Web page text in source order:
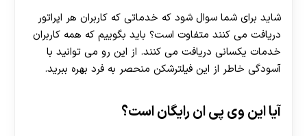
شاید برای شما سوال شود که خدماتی که کاربران هر اپراتور
دریافت می کنند متفاوت است؟ باید بگوییم که همه کاربران
خدمات یکسانی دریافت می کنند. از این رو می توانید با
آسودگی خاطر از این فیلترشکن منحصر به فرد بهره ببرید.
آیا این وی پی ان رایگان است؟